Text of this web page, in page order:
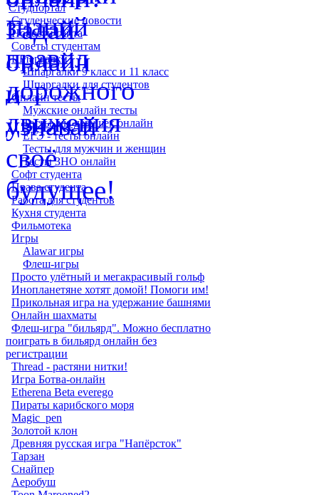
Студпортал
Студенческие новости
Новости сайта
Советы студентам
Шпаргалки
Шпаргалки 9 класс и 11 класс
Шпаргалки для студентов
Онлайн тесты
Мужские онлайн тесты
Тесты для девушек онлайн
ЕГЭ - тесты онлайн
Тесты для мужчин и женщин
Тесты ЗНО онлайн
Софт студента
Права студента
Работа для студентов
Кухня студента
Фильмотека
Игры
Alawar игры
Флеш-игры
Просто улётный и мегакрасивый гольф
Инопланетяне хотят домой! Помоги им!
Прикольная игра на удержание башнями
Онлайн шахматы
Флеш-игра "бильярд". Можно бесплатно
поиграть в бильярд онлайн без
регистрации
Thread - растяни нитки!
Игра Ботва-онлайн
Etherena Beta everego
Пираты карибского моря
Magic_pen
Золотой клон
Древняя русская игра "Напёрсток"
Тарзан
Снайпер
Аеробуш